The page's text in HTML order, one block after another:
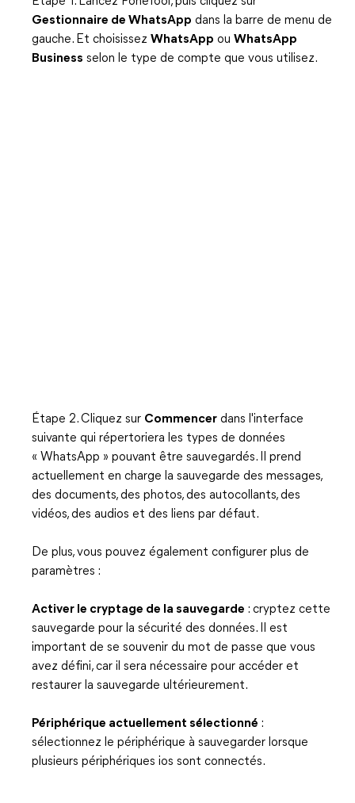
Gestionnaire de WhatsApp dans la barre de menu de
gauche. Et choisissez WhatsApp ou WhatsApp
Business selon le type de compte que vous utilisez.
Étape 2. Cliquez sur Commencer dans l'interface
suivante qui répertoriera les types de données
« WhatsApp » pouvant être sauvegardés. Il prend
actuellement en charge la sauvegarde des messages,
des documents, des photos, des autocollants, des
vidéos, des audios et des liens par défaut.
De plus, vous pouvez également configurer plus de
paramètres :
Activer le cryptage de la sauvegarde : cryptez cette
sauvegarde pour la sécurité des données. Il est
important de se souvenir du mot de passe que vous
avez défini, car il sera nécessaire pour accéder et
restaurer la sauvegarde ultérieurement.
Périphérique actuellement sélectionné :
sélectionnez le périphérique à sauvegarder lorsque
plusieurs périphériques ios sont connectés.